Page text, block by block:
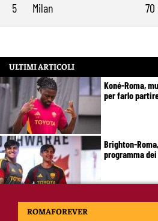
5
Milan 70
ULTIMI ARTICOLI
Koné-Roma,
per farlo
Brighton-
programma
Nusa-Roma,
ROMAFOREVER